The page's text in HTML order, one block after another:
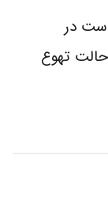
در
تهوع